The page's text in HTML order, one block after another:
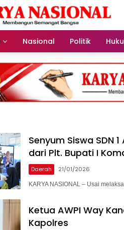
Nasional Politik
Senyum Siswa SDN
dari Plt. Bupati I
Daerah 21/01/2026
KARYA NASIONAL – Usai
Ketua AWPI Way
Kapolres